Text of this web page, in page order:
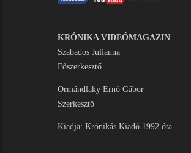
KRÓNIKA VIDEÓMAGAZIN
Szabados Julianna
Főszerkesztő
Ormándlaky Ernő Gábor
Szerkesztő
Kiadja: Krónikás Kiadó 1992 óta.